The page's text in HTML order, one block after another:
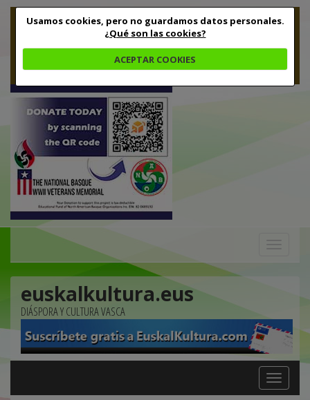
Usamos cookies, pero no guardamos datos personales.
¿Qué son las cookies?
ACEPTAR COOKIES
euskalkultura.eus
DIÁSPORA Y CULTURA VASCA
Toggle
navigation